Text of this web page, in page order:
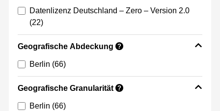
Datenlizenz Deutschland – Zero – Version 2.0
(22)
Geografische Abdeckung ?
Berlin (66)
Geografische Granularität ?
Berlin (66)